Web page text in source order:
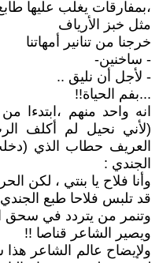
،بمفارقات يغلب عليها
مثل خبز الأرياف
خرجنا من تنانير أمهاتنا
- ساخنين-
- لأجل أن نليق ..
...بفم الحياة!!
انه واحد منهم ،ابتدءا
(لأني نحيل لم أكلف
العريف حطاب الذي
الجندي :
وأنا فلاح يا بنتي ، لكن
قد تلبس فلاحا طبع الجندي
وتنمر من يتردد في سحق
ويصير الشاعر قناصا !!
ولإيضاح عالم الشاعر هذا